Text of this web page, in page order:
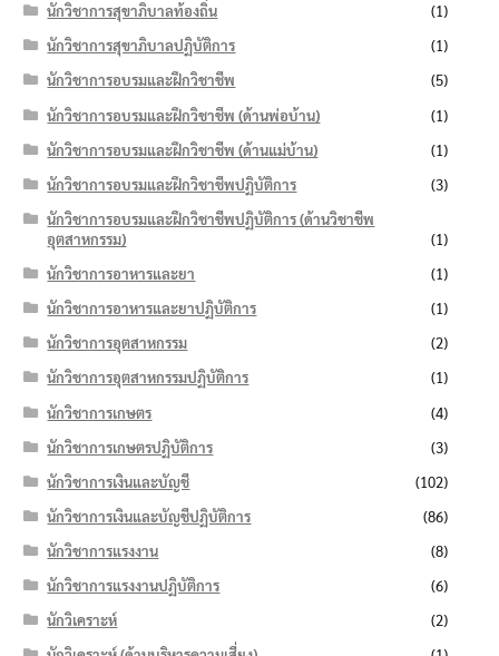
นักวิชาการสุขาภิบาลท้องถิ่น
(1)
นักวิชาการสุขาภิบาลปฏิบัติการ
(1)
นักวิชาการอบรมและฝึกวิชาชีพ
(5)
นักวิชาการอบรมและฝึกวิชาชีพ (ด้านพ่อบ้าน)
(1)
นักวิชาการอบรมและฝึกวิชาชีพ (ด้านแม่บ้าน)
(1)
นักวิชาการอบรมและฝึกวิชาชีพปฏิบัติการ
(3)
นักวิชาการอบรมและฝึกวิชาชีพปฏิบัติการ (ด้านวิชาชีพ
อุตสาหกรรม)
(1)
นักวิชาการอาหารและยา
(1)
นักวิชาการอาหารและยาปฏิบัติการ
(1)
นักวิชาการอุตสาหกรรม
(2)
นักวิชาการอุตสาหกรรมปฏิบัติการ
(1)
นักวิชาการเกษตร
(4)
นักวิชาการเกษตรปฏิบัติการ
(3)
นักวิชาการเงินและบัญชี
(102)
นักวิชาการเงินและบัญชีปฏิบัติการ
(86)
นักวิชาการแรงงาน
(8)
นักวิชาการแรงงานปฏิบัติการ
(6)
นักวิเคราะห์
(2)